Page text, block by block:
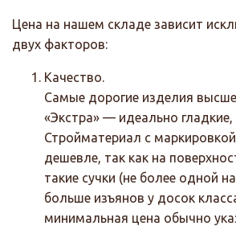
Цена на нашем складе зависит
двух факторов:
Качество.
Самые дорогие изделия
«Экстра» — идеально
Стройматериал с
дешевле, так как на
такие сучки (не более одной
больше изъянов у досок
минимальная цена обычно